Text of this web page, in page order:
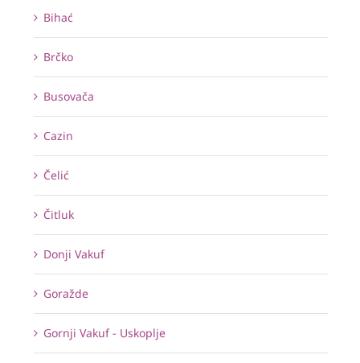
Bihać
Brčko
Busovača
Cazin
Čelić
Čitluk
Donji Vakuf
Goražde
Gornji Vakuf - Uskoplje